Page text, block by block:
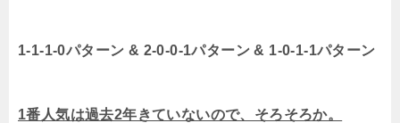
1-1-1-0パターン & 2-0-0-1パターン & 1-0-1-1パターン
1番人気は過去2年きていないので、そろそろか。